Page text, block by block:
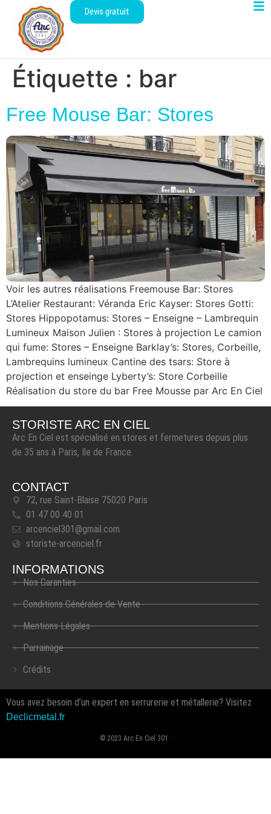
Devis gratuit
Étiquette : bar
Free Mouse Bar: Stores
Voir les autres réalisations Freemouse Bar: Stores
L’Atelier Restaurant: Véranda Eric Kayser: Stores Gotti:
Stores Hippopotamus: Stores – Enseigne – Lambrequin
Lumineux Maison Julien : Stores à projection Le camion
qui fume: Stores – Enseigne Barklay’s: Stores, Corbeille,
Lambrequins lumineux Cantine des tsars: Store à
projection et enseinge Lyberty’s: Store Corbeille
Réalisation du store du bar Free Mousse par Arc En Ciel
STORISTE ARC EN CIEL
Arc En Ciel est spécialisé en stores et fermetures depuis plus
de 35 ans à Paris, Ile de France.
CONTACT
72, rue Saint-Blaise 75020 Paris
01 47 00 40 01
arcenciel301@gmail.com
storiste-arcenciel.fr
INFORMATIONS
Nos Garanties
Conditions Générales de Vente
Mentions Légales
Parrainage
Crédits
Vous avez besoin d’un expert en serrurerie et métallerie? Visitez
Declicmetal.fr
© 2023 Arc En Ciel 301 ·